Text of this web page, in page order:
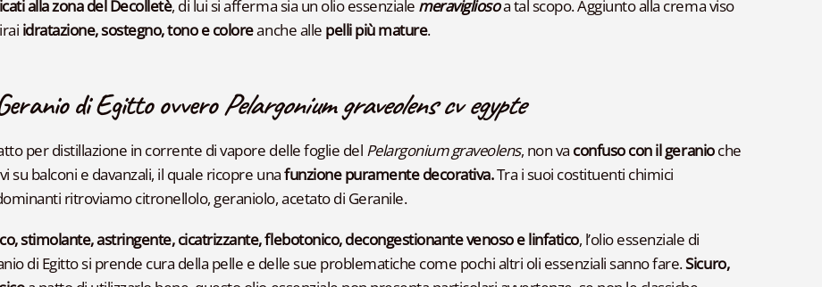
alla zona del Decolletè, di lui si afferma sia un olio essenziale meravigliosoa tal scopo. Aggiunto alla crema viso
idratazione, sostegno, tono e coloreanche alle pelli più mature.
di Egitto ovveroPelargonium graveolens cv egypte
per distillazione in corrente di vapore delle foglie del Pelargonium graveolens, non va confuso con il geranioche
su balconi e davanzali, il quale ricopre unafunzione puramente decorativa.Tra i suoi costituenti chimici
ritroviamo citronellolo, geraniolo, acetato di Geranile.
stimolante, astringente, cicatrizzante, flebotonico, decongestionante venoso e linfatico, l’olio essenziale di
di Egitto si prende cura della pelle e delle sue problematiche come pochi altri oli essenziali sanno fare.Sicuro,